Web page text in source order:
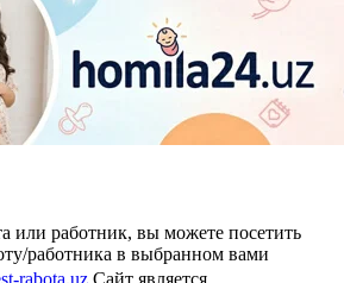
или работник, вы можете посетить
работника в выбранном вами
rabota.uz Сайт является